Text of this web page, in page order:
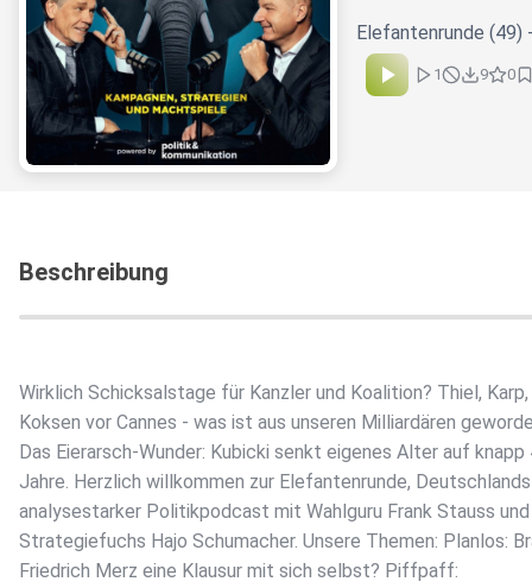
Elefantenrunde (49)
1 9 0
Beschreibung
Wirklich Schicksalstage für Kanzler und Koalition? Thiel, Karp,
Koksen vor Cannes - was ist aus unseren Milliardären
Das Eierarsch-Wunder: Kubicki senkt eigenes Alter auf knapp
Jahre. Herzlich willkommen zur Elefantenrunde, Deutschlands
analysestarker Politikpodcast mit Wahlguru Frank Stauss und
Strategiefuchs Hajo Schumacher. Unsere Themen: Planlos:
Friedrich Merz eine Klausur mit sich selbst? Piffpaff: